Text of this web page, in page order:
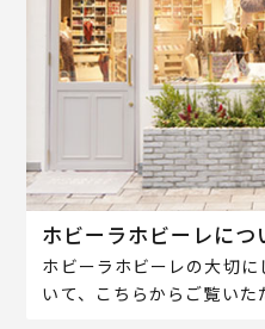
ホビーラホビーレにつ
ホビーラホビーレの大切
いて、こちらからご覧いた